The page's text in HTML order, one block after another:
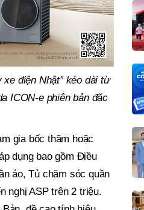
điện Nhật” kéo dài từ
ICON-e phiên bản đặc
gia bốc thăm hoặc
dụng bao gồm Điều
áo, Tủ chăm sóc quần
nghị ASP trên 2 triệu.